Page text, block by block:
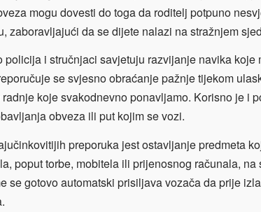
mogu dovesti do toga da roditelj potpuno
zaboravljajući da se dijete nalazi na stražnjem
policija i stručnjaci savjetuju razvijanje navika koje
se svjesno obraćanje pažnje tijekom
koje svakodnevno ponavljamo. Korisno je i
obveza ili put kojim se vozi.
preporuka jest ostavljanje predmeta
poput torbe, mobitela ili prijenosnog računala,
se gotovo automatski prisiljava vozača da prije